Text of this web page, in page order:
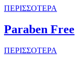
ΠΕΡΙΣΣΟΤΕΡΑ
Paraben Free
ΠΕΡΙΣΣΟΤΕΡΑ